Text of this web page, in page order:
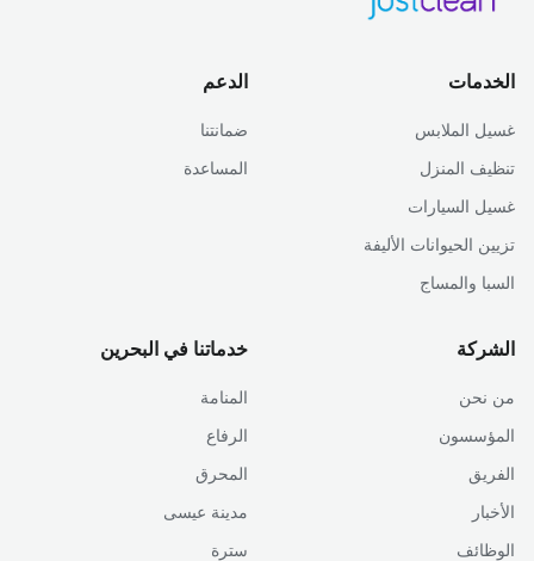
الخدمات
غسيل الملابس
تنظيف المنزل
غسيل السيارات
تزيين الحيوانات الأليفة
السبا والمساج
الدعم
ضمانتنا
المساعدة
الشركة
من نحن
المؤسسون
الفريق
الأخبار
الوظائف
خدماتنا في البحرين
المنامة
الرفاع
المحرق
مدينة عيسى
سترة